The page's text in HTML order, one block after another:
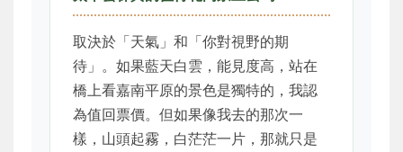
取決於「天氣」和「你對視野的期
待」。如果藍天白雲，能見度高，站在
橋上看嘉南平原的景色是獨特的，我認
為值回票價。但如果像我去的那次一
樣，山頭起霧，白茫茫一片，那就只是